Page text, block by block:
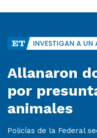
INVESTIGAN A UN
Allanaron
por
animales
Policías de la Federal